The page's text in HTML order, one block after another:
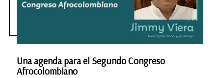
Una agenda para el Segundo Congreso
Afrocolombiano